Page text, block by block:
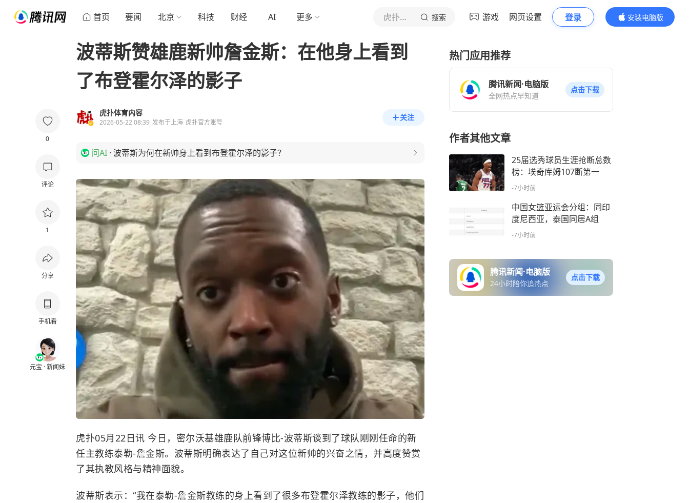
首页 要闻 北京 科技 财经 AI 更多 虎扑体育内容 搜索 游戏 网页设置 登录
安装电脑版
内容更精彩
0
评论
1
分享
手机看
元宝 · 新闻妹
波蒂斯赞雄鹿新帅詹金斯：在他身上看到
了布登霍尔泽的影子
虎扑体育内容
2026-05-22 08:39 发布于上海 虎扑官方账号
关注
问AI · 波蒂斯为何在新帅身上看到布登霍尔泽的影子？
虎扑05月22日讯 今日，密尔沃基雄鹿队前锋博比-波蒂斯谈到了球队刚刚任命的新
任主教练泰勒-詹金斯。波蒂斯明确表达了自己对这位新帅的兴奋之情，并高度赞赏
了其执教风格与精神面貌。
波蒂斯表示：“我在泰勒-詹金斯教练的身上看到了很多布登霍尔泽教练的影子，他们
热门应用推荐
腾讯新闻·电脑版
全网热点早知道
点击下载
作者其他文章
25届选秀球员生涯抢断总数
榜：埃奇库姆107断第一
-7小时前
中国女篮亚运会分组：同印
度尼西亚，泰国同居A组
-7小时前
腾讯新闻·电脑版
24小时陪你追热点
点击下载